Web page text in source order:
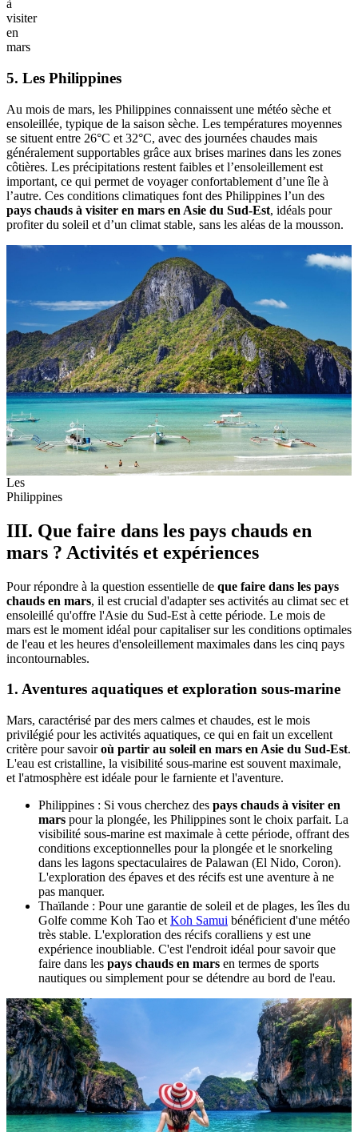
à
visiter
en
mars
5. Les Philippines
Au mois de mars, les Philippines connaissent une météo sèche et
ensoleillée, typique de la saison sèche. Les températures moyennes
se situent entre 26°C et 32°C, avec des journées chaudes mais
généralement supportables grâce aux brises marines dans les zones
côtières. Les précipitations restent faibles et l’ensoleillement est
important, ce qui permet de voyager confortablement d’une île à
l’autre. Ces conditions climatiques font des Philippines l’un des
pays chauds à visiter en mars en Asie du Sud-Est, idéals pour
profiter du soleil et d’un climat stable, sans les aléas de la mousson.
Les
Philippines
III. Que faire dans les pays chauds en
mars ? Activités et expériences
Pour répondre à la question essentielle de que faire dans les pays
chauds en mars, il est crucial d'adapter ses activités au climat sec et
ensoleillé qu'offre l'Asie du Sud-Est à cette période. Le mois de
mars est le moment idéal pour capitaliser sur les conditions optimales
de l'eau et les heures d'ensoleillement maximales dans les cinq pays
incontournables.
1. Aventures aquatiques et exploration sous-marine
Mars, caractérisé par des mers calmes et chaudes, est le mois
privilégié pour les activités aquatiques, ce qui en fait un excellent
critère pour savoiroù partir au soleil en mars en Asie du Sud-Est.
L'eau est cristalline, la visibilité sous-marine est souvent maximale,
et l'atmosphère est idéale pour le farniente et l'aventure.
Philippines : Si vous cherchez des pays chauds à visiter en
mars pour la plongée, les Philippines sont le choix parfait. La
visibilité sous-marine est maximale à cette période, offrant des
conditions exceptionnelles pour la plongée et le snorkeling
dans les lagons spectaculaires de Palawan (El Nido, Coron).
L'exploration des épaves et des récifs est une aventure à ne
pas manquer.
Thaïlande : Pour une garantie de soleil et de plages, les îles du
Golfe comme Koh Tao et Koh Samui bénéficient d'une météo
très stable. L'exploration des récifs coralliens y est une
expérience inoubliable. C'est l'endroit idéal pour savoir que
faire dans les pays chauds en mars en termes de sports
nautiques ou simplement pour se détendre au bord de l'eau.